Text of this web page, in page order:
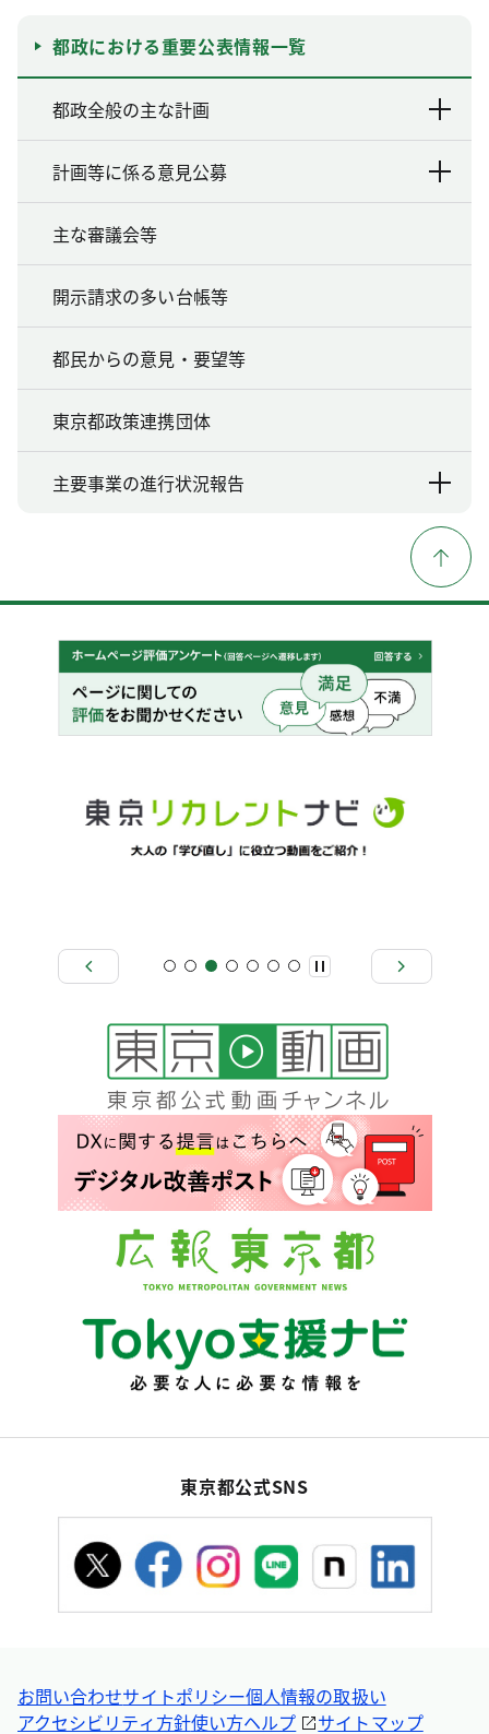
都政における重要公表情報一覧
都政全般の主な計画
計画等に係る意見公募
主な審議会等
開示請求の多い台帳等
都民からの意見・要望等
東京都政策連携団体
主要事業の進行状況報告
東京都公式SNS
お問い合わせサイトポリシー個人情報の取扱い
アクセシビリティ方針使い方ヘルプ サイトマップ